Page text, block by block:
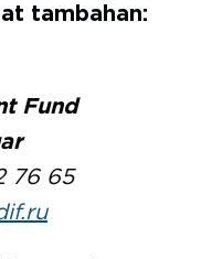
tambahan:
Fund
76 65